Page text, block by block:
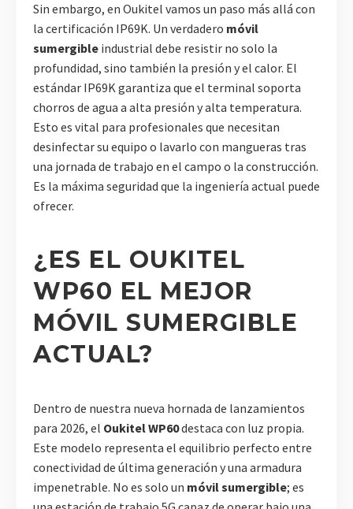
Sin embargo, en Oukitel vamos un paso más allá con
la certificación IP69K. Un verdadero móvil
sumergible industrial debe resistir no solo la
profundidad, sino también la presión y el calor. El
estándar IP69K garantiza que el terminal soporta
chorros de agua a alta presión y alta temperatura.
Esto es vital para profesionales que necesitan
desinfectar su equipo o lavarlo con mangueras tras
una jornada de trabajo en el campo o la construcción.
Es la máxima seguridad que la ingeniería actual puede
ofrecer.
¿ES EL OUKITEL
WP60 EL MEJOR
MÓVIL SUMERGIBLE
ACTUAL?
Dentro de nuestra nueva hornada de lanzamientos
para 2026, el Oukitel WP60destaca con luz propia.
Este modelo representa el equilibrio perfecto entre
conectividad de última generación y una armadura
impenetrable. No es solo un móvil sumergible; es